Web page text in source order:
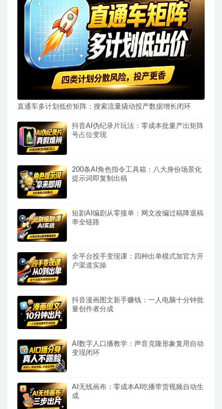
直通车多计划低价矩阵：搜索流量撬动投产数据增长闭环
抖音AI伪纪录片玩法：零成本批量产出矩阵
号占位变现
200条AI角色指令工具箱：八大身份场景化
提示词即复制出稿
短剧AI编剧从零接单：网文改编过稿降退稿
率全链路
全平台投手变现课：四种出单模式加官方开
户渠道实操
抖音漫画图文新手赚钱：一人电脑十分钟批
量创作者分成
AI数字人口播教学：声音克隆形象复用自动
变现闭环
AI无线画布：零成本AI吃播带货视频自动生
成